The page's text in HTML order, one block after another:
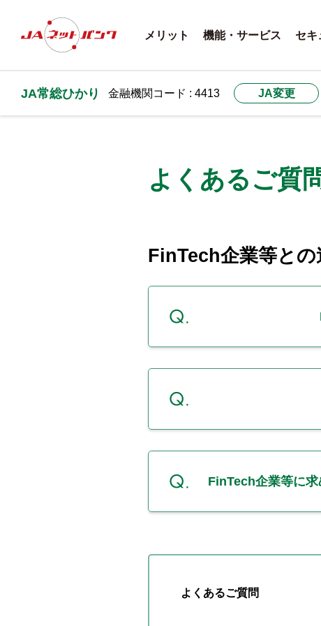
メリット 機能・サービス セキ
JA常総ひかり 金融機関コード : 4413 JA変更
よくあるご質
FinTech企業等と
FinTech企業等に
よくあるご質問